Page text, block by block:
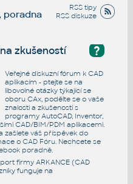
RSS tipy
RSS diskuze
poradna
?
zkušeností
Veřejné diskuzní fórum k CAD
aplikacím - ptejte se na
libovolné otázky týkající se
oboru CAx, podělte se o vaše
znalosti a zkušenosti s
programy AutoCAD, Inventor,
CAD/BIM/PDM aplikacemi.
zašlete váš příspěvek do
o CAD Fóru. Nechcete se
poradně.
firmy ARKANCE (CAD
funguje na